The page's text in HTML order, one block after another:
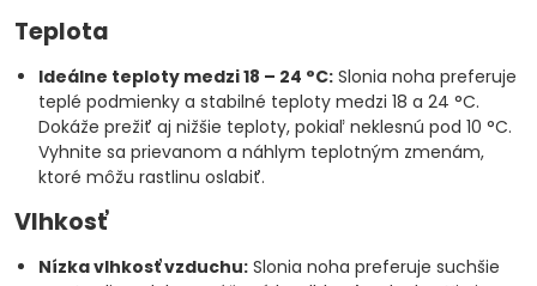
Teplota
Ideálne teploty medzi 18 – 24 °C: Slonia noha preferuje
teplé podmienky a stabilné teploty medzi 18 a 24 °C.
Dokáže prežiť aj nižšie teploty, pokiaľ neklesnú pod 10 °C.
Vyhnite sa prievanom a náhlym teplotným zmenám,
ktoré môžu rastlinu oslabiť.
Vlhkosť
Nízka vlhkosť vzduchu: Slonia noha preferuje suchšie